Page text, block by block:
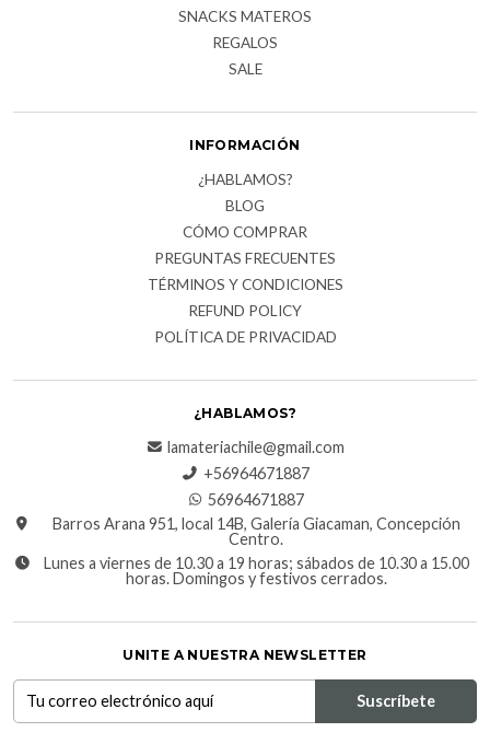
SNACKS MATEROS
REGALOS
SALE
INFORMACIÓN
¿HABLAMOS?
BLOG
CÓMO COMPRAR
PREGUNTAS FRECUENTES
TÉRMINOS Y CONDICIONES
REFUND POLICY
POLÍTICA DE PRIVACIDAD
¿HABLAMOS?
lamateriachile@gmail.com
+56964671887
56964671887
Barros Arana 951, local 14B, Galería Giacaman, Concepción
Centro.
Lunes a viernes de 10.30 a 19 horas; sábados de 10.30 a 15.00
horas. Domingos y festivos cerrados.
UNITE A NUESTRA NEWSLETTER